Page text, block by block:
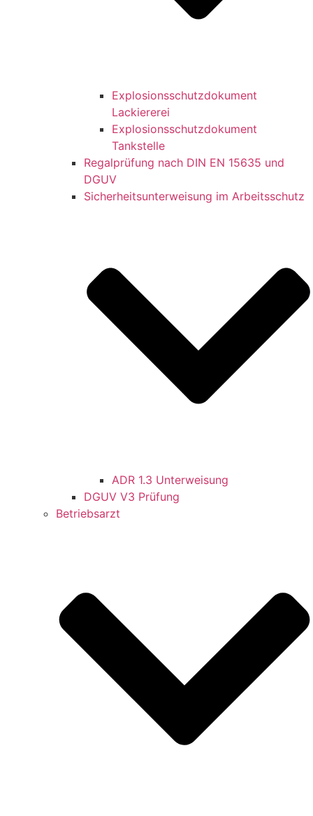
Explosionsschutzdokument
Lackiererei
Explosionsschutzdokument
Tankstelle
Regalprüfung nach DIN EN 15635 und
DGUV
Sicherheitsunterweisung im Arbeitsschutz
ADR 1.3 Unterweisung
DGUV V3 Prüfung
Betriebsarzt